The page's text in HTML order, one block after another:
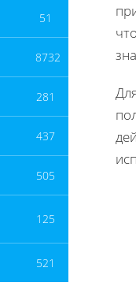
51
8732
281
437
505
125
521